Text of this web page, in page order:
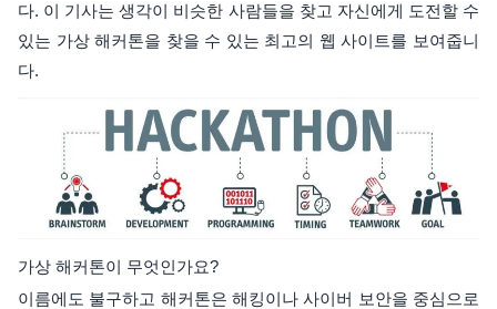
다. 이 기사는 생각이 비슷한 사람들을 찾고 자신에게 도전할 수
있는 가상 해커톤을 찾을 수 있는 최고의 웹 사이트를 보여줍니
다.
가상 해커톤이 무엇인가요?
이름에도 불구하고 해커톤은 해킹이나 사이버 보안을 중심으로